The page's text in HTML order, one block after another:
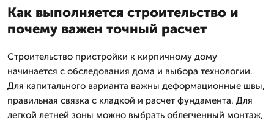
Как выполняется строительство и
почему важен точный расчет
Строительство пристройки к кирпичному дому
начинается с обследования дома и выбора технологии.
Для капитального варианта важны деформационные швы,
правильная связка с кладкой и расчет фундамента. Для
легкой летней зоны можно выбрать облегченный монтаж,